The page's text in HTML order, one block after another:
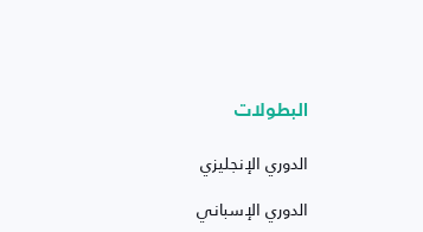
البطولات
الدوري الإنجليزي
الدوري الإسباني